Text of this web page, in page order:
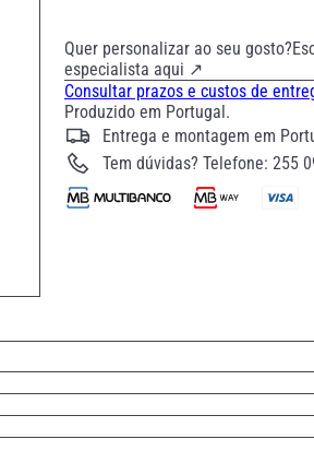
Quer personalizar ao seu
especialista aqui ↗
Consultar prazos e custos de
Produzido em Portugal.
Entrega e montagem em
Tem dúvidas? Telefone: 255